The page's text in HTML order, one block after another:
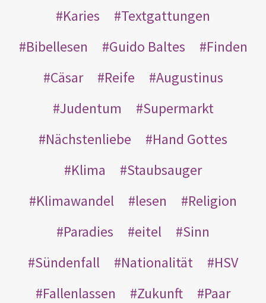
Karies
Textgattungen
Bibellesen
Guido Baltes
Finden
Cäsar
Reife
Augustinus
Judentum
Supermarkt
Nächstenliebe
Hand Gottes
Klima
Staubsauger
Klimawandel
lesen
Religion
Paradies
eitel
Sinn
Sündenfall
Nationalität
HSV
Fallenlassen
Zukunft
Paar